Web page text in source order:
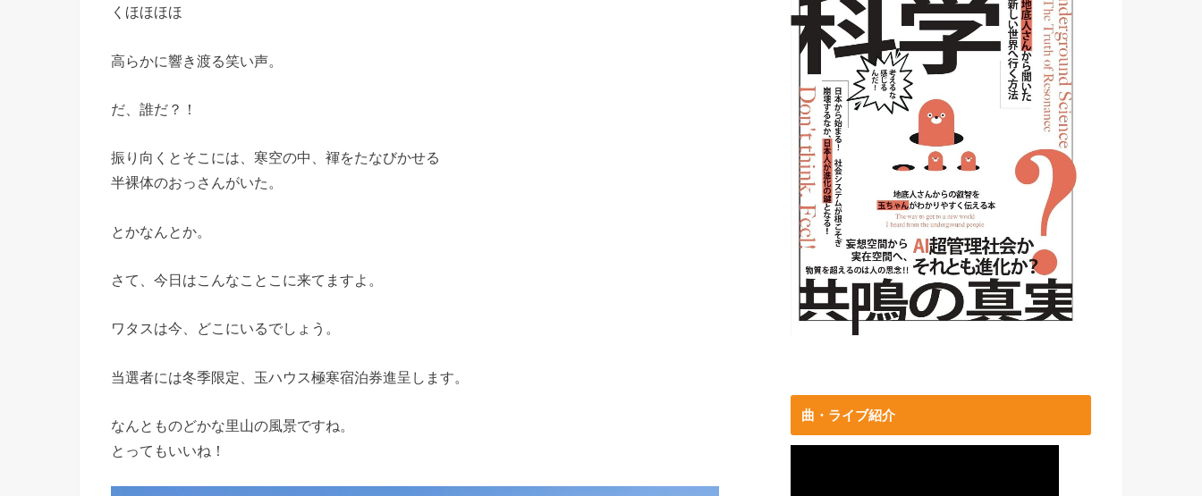
くほほほほ
高らかに響き渡る笑い声。
だ、誰だ？！
振り向くとそこには、寒空の中、褌をたなびかせる
半裸体のおっさんがいた。
とかなんとか。
さて、今日はこんなことこに来てますよ。
ワタスは今、どこにいるでしょう。
当選者には冬季限定、玉ハウス極寒宿泊券進呈します。
なんとものどかな里山の風景ですね。
とってもいいね！
曲・ライブ紹介